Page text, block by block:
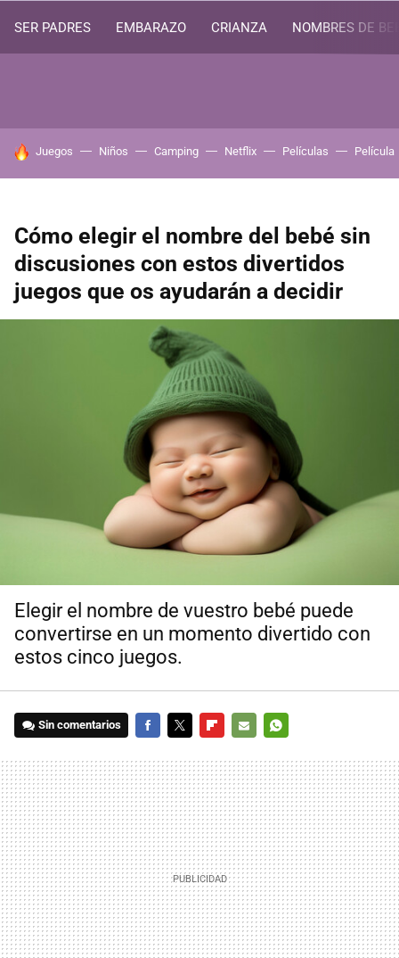
SER PADRES EMBARAZO CRIANZA NOMBRES DE
HOY SE HABLA DE
Juegos Niños Camping Netflix Películas Película
Cómo elegir el nombre del bebé sin
discusiones con estos divertidos
juegos que os ayudarán a decidir
Elegir el nombre de vuestro bebé puede
convertirse en un momento divertido con
estos cinco juegos.
Sin comentarios
MAIL